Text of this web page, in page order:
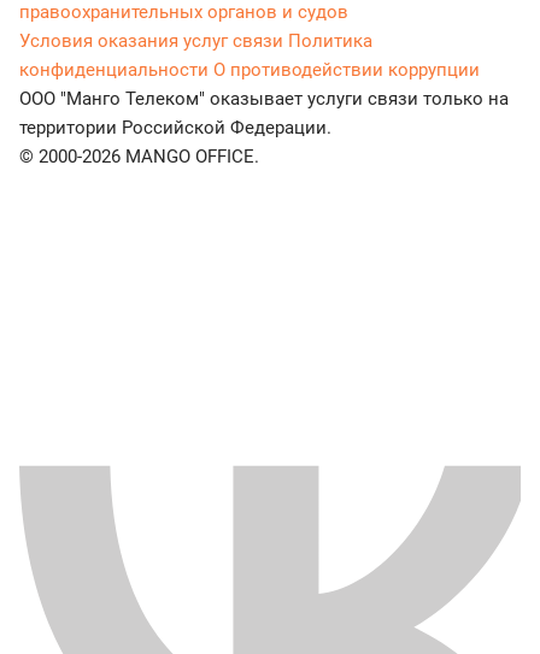
правоохранительных органов и судов
Условия оказания услуг связи Политика
конфиденциальности О противодействии коррупции
ООО "Манго Телеком" оказывает услуги связи только на
территории Российской Федерации.
© 2000-2026 MANGO OFFICE.